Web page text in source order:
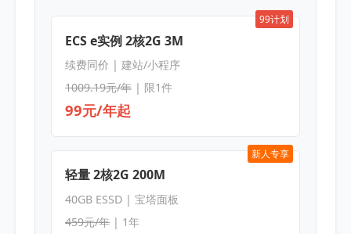
99计划
ECS e实例 2核2G 3M
续费同价 | 建站/小程序
1009.19元/年| 限1件
99元/年起
新人专享
轻量 2核2G 200M
40GB ESSD | 宝塔面板
459元/年| 1年